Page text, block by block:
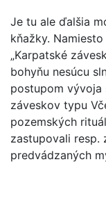
Je tu ale ďalšia
kňažky.
„Karpatské
bohyňu nesúcu
postupom vývoja
záveskov typu
pozemských
zastupovali resp.
predvádzaných